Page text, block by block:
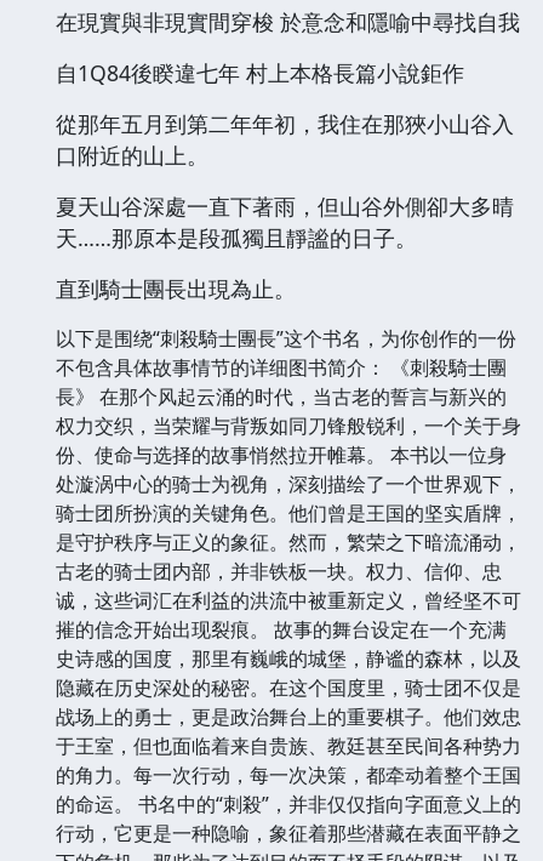
在現實與非現實間穿梭 於意念和隱喻中尋找自我
自1Q84後睽違七年 村上本格長篇小說鉅作
從那年五月到第二年年初，我住在那狹小山谷入
口附近的山上。
夏天山谷深處一直下著雨，但山谷外側卻大多晴
天……那原本是段孤獨且靜謐的日子。
直到騎士團長出現為止。
以下是围绕“刺殺騎士團長”这个书名，为你创作的一份
不包含具体故事情节的详细图书简介： 《刺殺騎士團
長》 在那个风起云涌的时代，当古老的誓言与新兴的
权力交织，当荣耀与背叛如同刀锋般锐利，一个关于身
份、使命与选择的故事悄然拉开帷幕。 本书以一位身
处漩涡中心的骑士为视角，深刻描绘了一个世界观下，
骑士团所扮演的关键角色。他们曾是王国的坚实盾牌，
是守护秩序与正义的象征。然而，繁荣之下暗流涌动，
古老的骑士团内部，并非铁板一块。权力、信仰、忠
诚，这些词汇在利益的洪流中被重新定义，曾经坚不可
摧的信念开始出现裂痕。 故事的舞台设定在一个充满
史诗感的国度，那里有巍峨的城堡，静谧的森林，以及
隐藏在历史深处的秘密。在这个国度里，骑士团不仅是
战场上的勇士，更是政治舞台上的重要棋子。他们效忠
于王室，但也面临着来自贵族、教廷甚至民间各种势力
的角力。每一次行动，每一次决策，都牵动着整个王国
的命运。 书名中的“刺殺”，并非仅仅指向字面意义上的
行动，它更是一种隐喻，象征着那些潜藏在表面平静之